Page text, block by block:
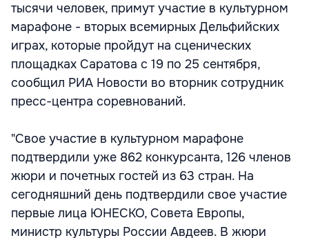
тысячи человек, примут участие в культурном
марафоне - вторых всемирных Дельфийских
играх, которые пройдут на сценических
площадках Саратова с 19 по 25 сентября,
сообщил РИА Новости во вторник сотрудник
пресс-центра соревнований.
"Свое участие в культурном марафоне
подтвердили уже 862 конкурсанта, 126 членов
жюри и почетных гостей из 63 стран. На
сегодняшний день подтвердили свое участие
первые лица ЮНЕСКО, Совета Европы,
министр культуры России Авдеев. В жюри